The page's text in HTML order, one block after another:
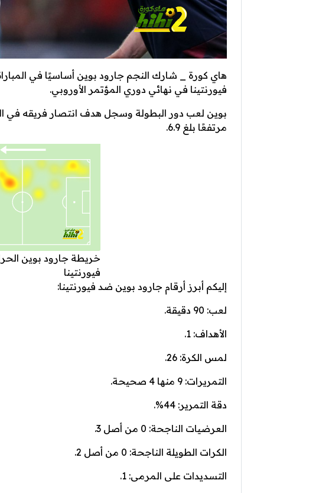
هاي كورة _ شارك النجم جارود بوين أساسيًا في
فيورنتينا في نهائي دوري المؤتمر الأوروبي.
بوين لعب دور البطولة وسجل هدف انتصار فريقه في
مرتفعًا بلغ 6.9.
خريطة جارود بوين
فيورنتينا
إليكم أبرز أرقام جارود بوين ضد فيورنتينا:
لعب: 90 دقيقة.
الأهداف: 1.
لمس الكرة: 26.
التمريرات: 9 منها 4 صحيحة.
دقة التمرير: 44%.
العرضيات الناجحة: 0 من أصل 3.
الكرات الطويلة الناجحة: 0 من أصل 2.
التسديدات على المرمى: 1.